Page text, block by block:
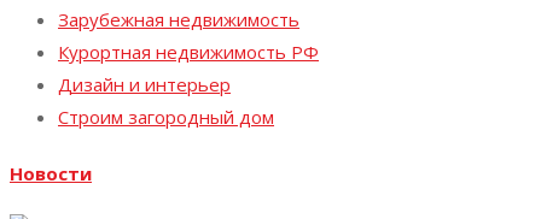
Зарубежная недвижимость
Курортная недвижимость РФ
Дизайн и интерьер
Строим загородный дом
Новости